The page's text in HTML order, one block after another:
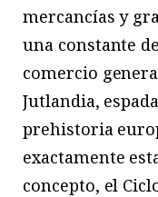
mercancías y
una constante
comercio
Jutlandia,
prehistoria
exactamente
concepto, el